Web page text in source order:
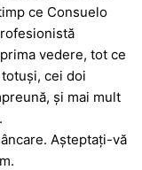
ce Consuelo
vedere, tot ce
cei doi
și mai mult
Așteptați-vă